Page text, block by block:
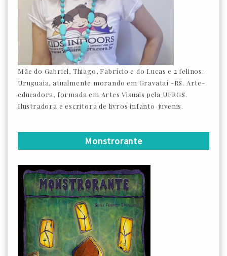
Mãe do Gabriel, Thiago, Fabrício e do Lucas e 2 felinos.
Uruguaia, atualmente morando em Gravataí -RS. Arte-
educadora, formada em Artes Visuais pela UFRGS.
Ilustradora e escritora de livros infanto-juvenis.
Monstrorante